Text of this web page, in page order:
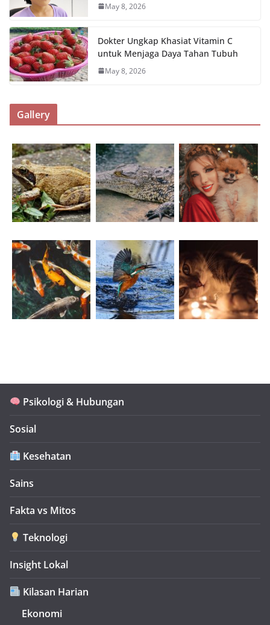
May 8, 2026
Dokter Ungkap Khasiat Vitamin C
untuk Menjaga Daya Tahan Tubuh
May 8, 2026
Gallery
Psikologi & Hubungan
Sosial
Kesehatan
Sains
Fakta vs Mitos
Teknologi
Insight Lokal
Kilasan Harian
Ekonomi